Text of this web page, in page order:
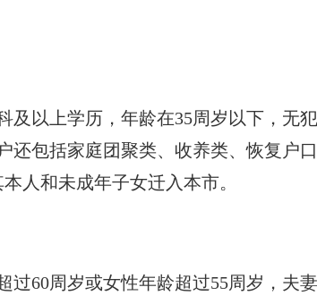
及以上学历，年龄在35周岁以下，无
还包括家庭团聚类、收养类、恢复户
人和未成年子女迁入本市。
过60周岁或女性年龄超过55周岁，